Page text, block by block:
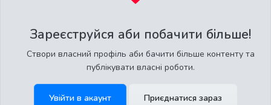
Зареєструйся аби побачити більше!
Створи власний профіль аби бачити більше контенту та
публікувати власні роботи.
Увійти в акаунт Приєднатися зараз